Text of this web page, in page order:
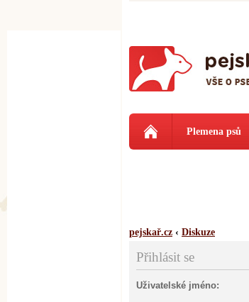
Plemena psů
pejskař.cz ‹ Diskuze
Přihlásit se
Uživatelské jméno: